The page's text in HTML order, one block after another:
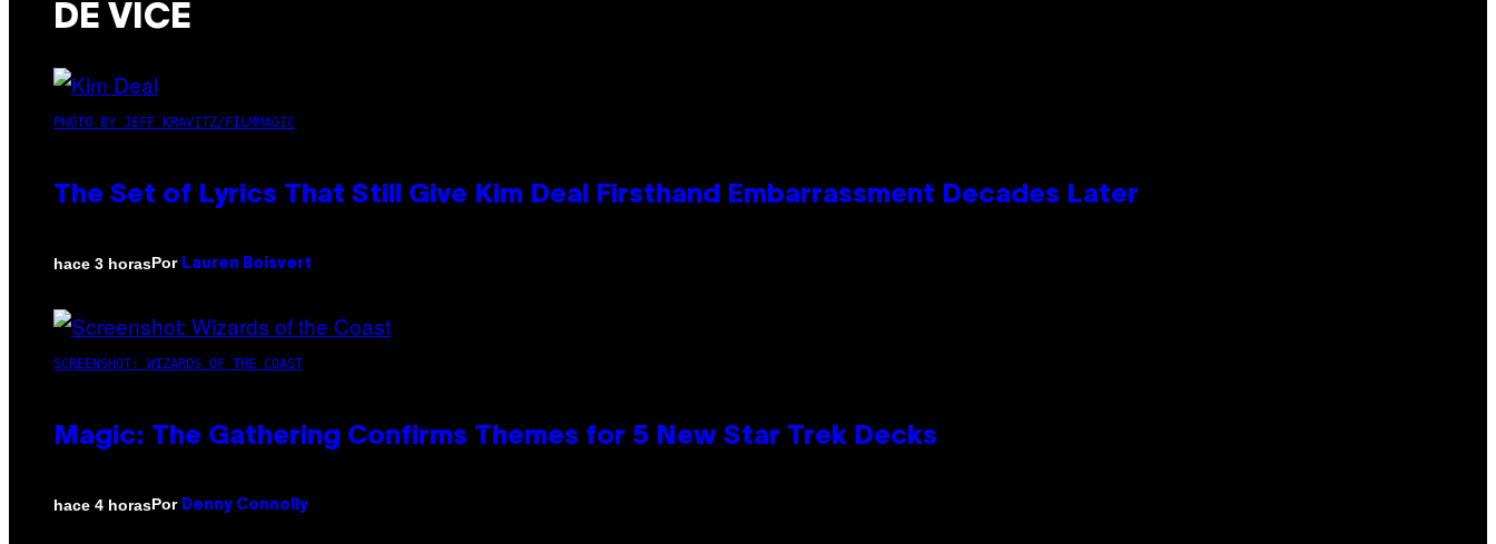
DE VICE
PHOTO BY JEFF KRAVITZ/FILMMAGIC
The Set of Lyrics That Still Give Kim Deal Firsthand Embarrassment Decades Later
hace 3 horasPor Lauren Boisvert
SCREENSHOT: WIZARDS OF THE COAST
Magic: The Gathering Confirms Themes for 5 New Star Trek Decks
hace 4 horasPor Denny Connolly